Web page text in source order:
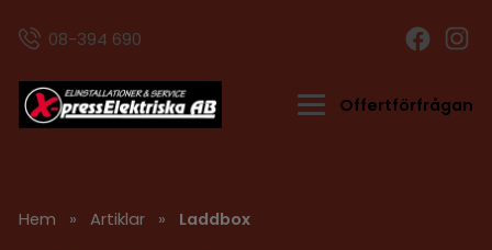
08-394 690
Offertförfrågan
Hem » Artiklar » Laddbox